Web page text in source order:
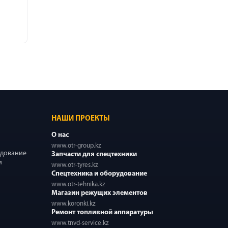
НАШИ ПРОЕКТЫ
О нас
www.otr-group.kz
Запчасти для спецтехники
www.otr-tyres.kz
Спецтехника и оборудование
www.otr-tehnika.kz
Магазин режущих элементов
www.koronki.kz
Ремонт топливной аппаратуры
www.tnvd-service.kz